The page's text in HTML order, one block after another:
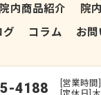
4188
[営業時
[定休日]
院内商品紹介
院
グ コラム
お